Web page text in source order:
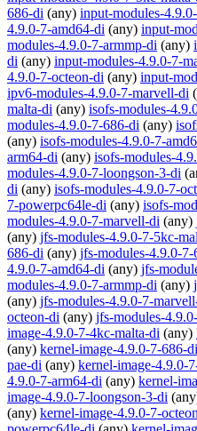
686-di (any) input-modules-
4.9.0-7-amd64-di (any) input-
modules-4.9.0-7-armmp-di (any)
di (any) input-modules-4.9.0-7-
4.9.0-7-octeon-di (any) input-
ipv6-modules-4.9.0-7-marvell-di
malta-di (any) isofs-modules-
modules-4.9.0-7-686-di (any)
(any) isofs-modules-4.9.0-7-
arm64-di (any) isofs-modules-
modules-4.9.0-7-loongson-3-di
di (any) isofs-modules-4.9.0-7-
7-powerpc64le-di (any) isofs-
modules-4.9.0-7-marvell-di (any)
(any) jfs-modules-4.9.0-7-5kc-
686-di (any) jfs-modules-4.9.0-7-
4.9.0-7-amd64-di (any) jfs-
modules-4.9.0-7-armmp-di (any)
(any) jfs-modules-4.9.0-7-
octeon-di (any) jfs-modules-
image-4.9.0-7-4kc-malta-di (any)
(any) kernel-image-4.9.0-7-686-di
pae-di (any) kernel-image-4.9.0-
4.9.0-7-arm64-di (any) kernel-
image-4.9.0-7-loongson-3-di
(any) kernel-image-4.9.0-7-